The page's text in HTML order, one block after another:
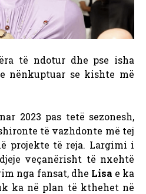
të ndotur dhe pse isha
nënkuptuar se kishte më
2023 pas tetë sezonesh,
të vazhdonte më tej
projekte të reja. Largimi i
veçanërisht të nxehtë
nga fansat, dhe Lisa e ka
ka në plan të kthehet në